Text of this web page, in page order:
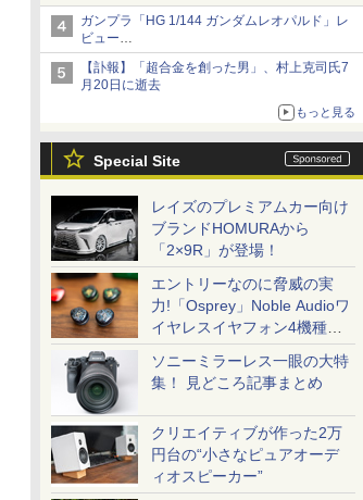
Ｇ 1/144 ガンダムエアマスターバースト」再販
ガンプラ「HG 1/144 ガンダムレオパルド」レ
ビュー
『機動新世紀ガンダムX』30周年！インナーア
ームガトリングの変形機構まで再現し最新フォ
ーマットでキット化！
【訃報】「超合金を創った男」、村上克司氏7
月20日に逝去
もっと見る
Special Site
レイズのプレミアムカー向け
ブランドHOMURAから
「2×9R」が登場！
エントリーなのに脅威の実
力!「Osprey」Noble Audioワ
イヤレスイヤフォン4機種を
一気に聴く
ソニーミラーレス一眼の大特
集！ 見どころ記事まとめ
クリエイティブが作った2万
円台の“小さなピュアオーデ
ィオスピーカー”